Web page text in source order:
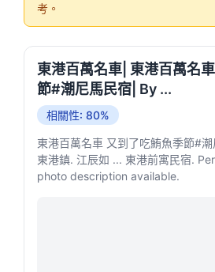
考。
東港百萬名車| 東港百萬名
節#潮尼馬民宿| By ...
相關性: 80%
東港百萬名車 又到了吃鮪魚季節#
東港鎮. 江辰如 ... 東港前寓民宿.
photo description available.